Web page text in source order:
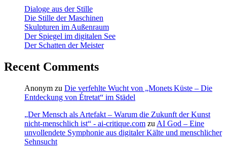
Dialoge aus der Stille
Die Stille der Maschinen
Skulpturen im Außenraum
Der Spiegel im digitalen See
Der Schatten der Meister
Recent Comments
Anonym zu Die verfehlte Wucht von „Monets Küste – Die
Entdeckung von Étretat“ im Städel
„Der Mensch als Artefakt – Warum die Zukunft der Kunst
nicht-menschlich ist“ - ai-critique.com zu AI God – Eine
unvollendete Symphonie aus digitaler Kälte und menschlicher
Sehnsucht